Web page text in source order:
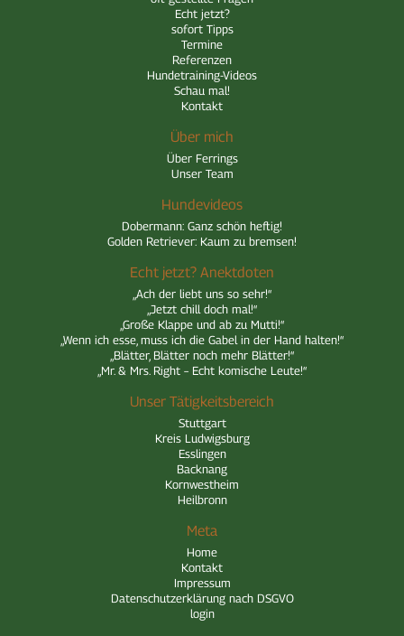
Echt jetzt?
sofort Tipps
Termine
Referenzen
Hundetraining-Videos
Schau mal!
Kontakt
Über mich
Über Ferrings
Unser Team
Hundevideos
Dobermann: Ganz schön heftig!
Golden Retriever: Kaum zu bremsen!
Echt jetzt? Anektdoten
„Ach der liebt uns so sehr!“
„Jetzt chill doch mal!“
„Große Klappe und ab zu Mutti!“
„Wenn ich esse, muss ich die Gabel in der Hand halten!“
„Blätter, Blätter noch mehr Blätter!“
„Mr. & Mrs. Right – Echt komische Leute!“
Unser Tätigkeitsbereich
Stuttgart
Kreis Ludwigsburg
Esslingen
Backnang
Kornwestheim
Heilbronn
Meta
Home
Kontakt
Impressum
Datenschutzerklärung nach DSGVO
login